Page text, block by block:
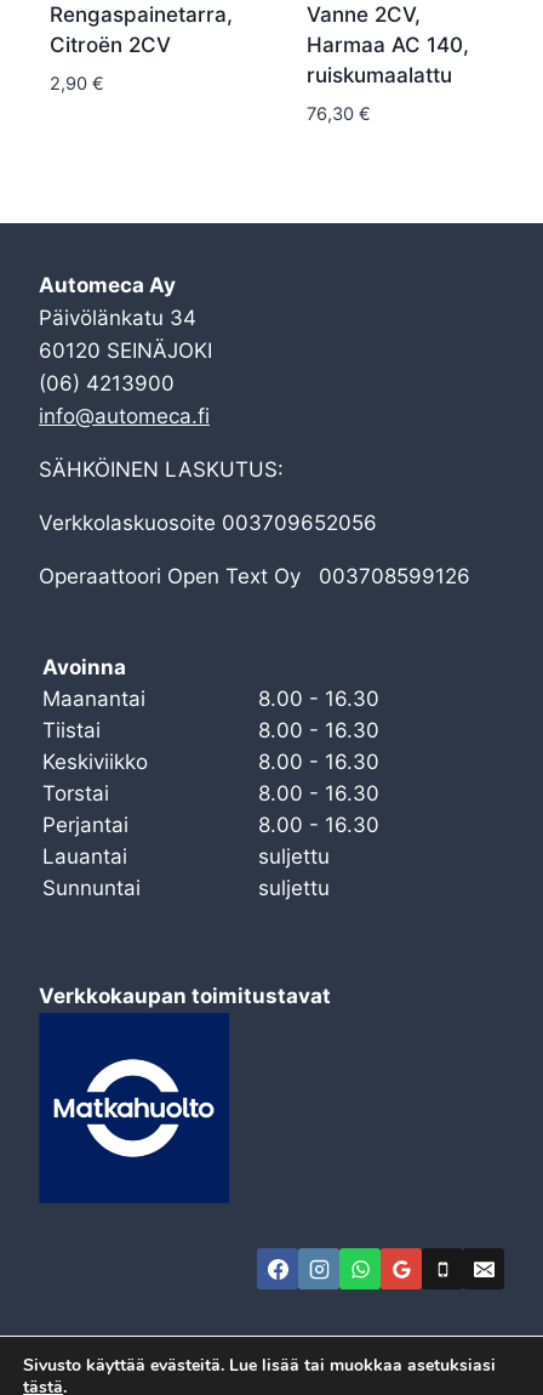
Rengaspainetarra,
Citroën 2CV
2,90 €
Vanne 2CV,
Harmaa AC 140,
ruiskumaalattu
76,30 €
Automeca Ay
Päivölänkatu 34
60120 SEINÄJOKI
(06) 4213900
info@automeca.fi
SÄHKÖINEN LASKUTUS:
Verkkolaskuosoite 003709652056
Operaattoori Open Text Oy 003708599126
Avoinna
Maanantai
8.00 - 16.30
Tiistai
8.00 - 16.30
Keskiviikko
8.00 - 16.30
Torstai
8.00 - 16.30
Perjantai
8.00 - 16.30
Lauantai
suljettu
Sunnuntai
suljettu
Verkkokaupan toimitustavat
Sivusto käyttää evästeitä. Lue lisää tai muokkaa asetuksiasi
tästä.